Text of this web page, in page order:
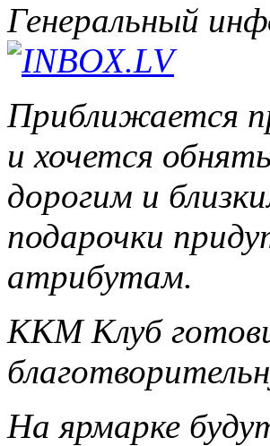
Генеральный
Приближается
и хочется
дорогим и
подарочки
атрибутам.
ККМ Клуб
На ярмарке